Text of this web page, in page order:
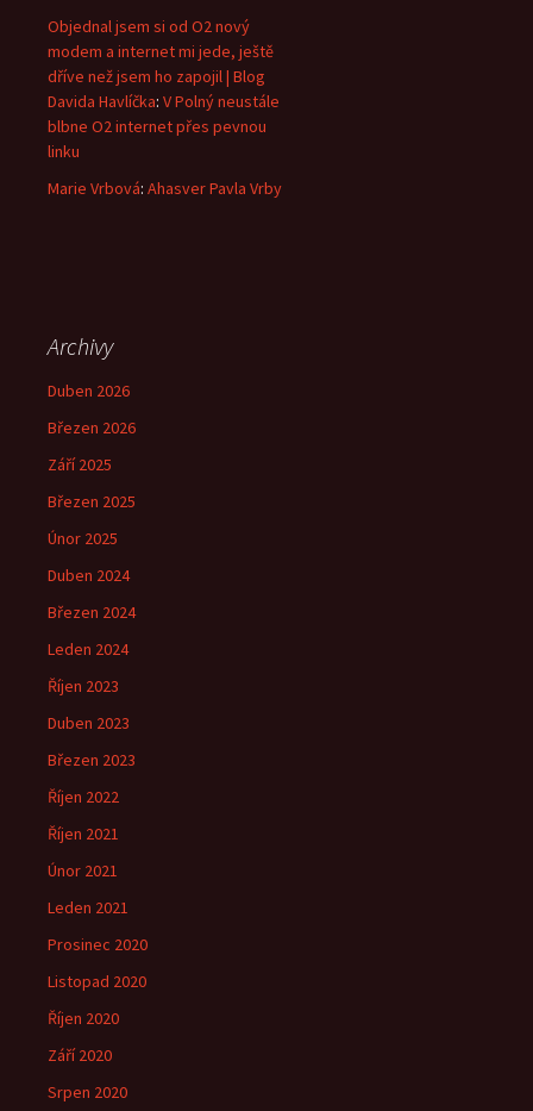
Objednal jsem si od O2 nový
modem a internet mi jede, ještě
dříve než jsem ho zapojil | Blog
Davida Havlíčka: V Polný neustále
blbne O2 internet přes pevnou
linku
Marie Vrbová: Ahasver Pavla Vrby
Archivy
Duben 2026
Březen 2026
Září 2025
Březen 2025
Únor 2025
Duben 2024
Březen 2024
Leden 2024
Říjen 2023
Duben 2023
Březen 2023
Říjen 2022
Říjen 2021
Únor 2021
Leden 2021
Prosinec 2020
Listopad 2020
Říjen 2020
Září 2020
Srpen 2020